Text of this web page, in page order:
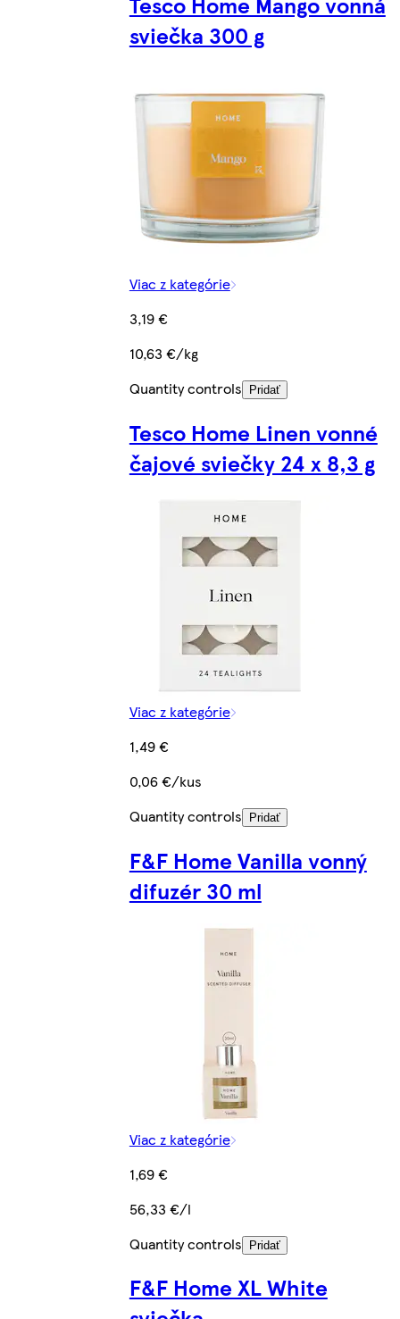
sviečka 300 g
Viac z kategórie
3,19 €
10,63 €/kg
Quantity controls
Pridať
Tesco Home Linen vonné
čajové sviečky 24 x 8,3 g
Viac z kategórie
1,49 €
0,06 €/kus
Quantity controls
Pridať
F&F Home Vanilla vonný
difuzér 30 ml
Viac z kategórie
1,69 €
56,33 €/l
Quantity controls
Pridať
F&F Home XL White